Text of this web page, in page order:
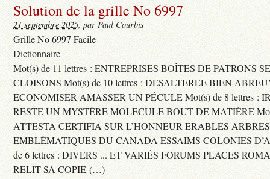
Solution de la grille No 6997
21 septembre 2025, par Paul Courbis
Grille No 6997 Facile
Dictionnaire
Mot(s) de 11 lettres : ENTREPRISES BOÎTES DE PATRONS
CLOISONS Mot(s) de 10 lettres : DESALTEREE BIEN
ECONOMISER AMASSER UN PÉCULE Mot(s) de 8 lettres :
RESTE UN MYSTÈRE MOLECULE BOUT DE MATIÈRE
ATTESTA CERTIFIA SUR L’HONNEUR ERABLES ARBRES
EMBLÉMATIQUES DU CANADA ESSAIMS COLONIES
de 6 lettres : DIVERS ... ET VARIÉS FORUMS PLACES
RELIT SA COPIE (…)